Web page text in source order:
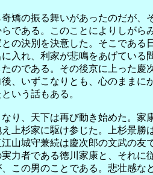
矯の振る舞いがあったのだが、
である。このことによりしがら
の決別を決意した。そこである
入れ、利家が悲鳴をあげている
のである。その後京に上った慶
、いずこなりとも、心のままに
いう話もある。
り、天下は再び動き始めた。家
上杉家に駆け参じた。上杉景勝
山城守兼続は慶次郎の文武の友
力者である徳川家康と、それに
この男のことである。悲壮感な